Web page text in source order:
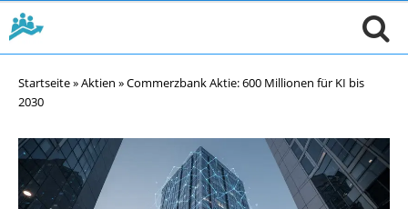
Startseite»Aktien »Commerzbank Aktie: 600 Millionen für KI bis
2030